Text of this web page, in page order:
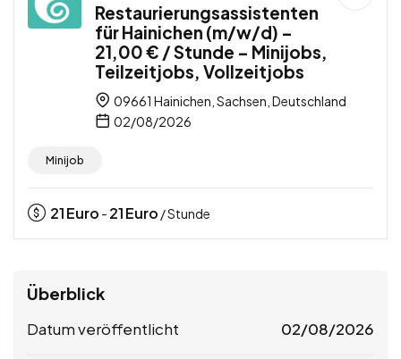
Restaurierungsassistenten
für Hainichen (m/w/d) –
21,00 € / Stunde – Minijobs,
Teilzeitjobs, Vollzeitjobs
09661 Hainichen, Sachsen, Deutschland
02/08/2026
Minijob
21Euro - 21Euro / Stunde
Überblick
Datum veröffentlicht 02/08/2026